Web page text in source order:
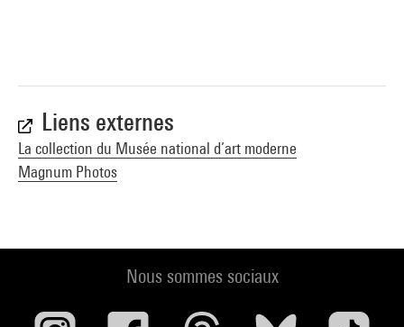
Liens externes
La collection du Musée national d’art moderne
Magnum Photos
Nous sommes sociaux